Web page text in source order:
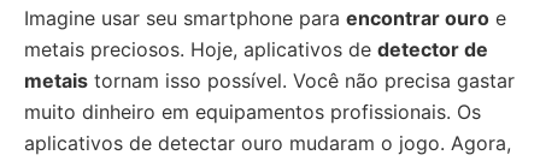
Imagine usar seu smartphone para encontrar ouro e
metais preciosos. Hoje, aplicativos de detector de
metais tornam isso possível. Você não precisa gastar
muito dinheiro em equipamentos profissionais. Os
aplicativos de detectar ouro mudaram o jogo. Agora,